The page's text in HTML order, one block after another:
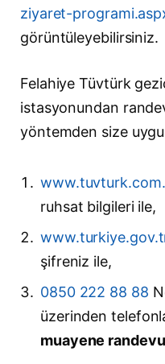
ziyaret-
görüntüleyebilirsiniz.
Felahiye Tüvtürk
istasyonundan
yöntemden size
ruhsat bilgileri ile,
şifreniz ile,
0850 222 88 88
üzerinden
muayene